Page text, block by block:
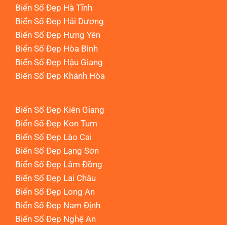
Biển Số Đẹp Hà Tĩnh
Biển Số Đẹp Hải Dương
Biển Số Đẹp Hưng Yên
Biển Số Đẹp Hòa Bình
Biển Số Đẹp Hậu Giang
Biển Số Đẹp Khánh Hòa
Biển Số Đẹp Kiên Giang
Biển Số Đẹp Kon Tum
Biển Số Đẹp Lào Cai
Biển Số Đẹp Lạng Sơn
Biển Số Đẹp Lâm Đồng
Biển Số Đẹp Lai Châu
Biển Số Đẹp Long An
Biển Số Đẹp Nam Định
Biển Số Đẹp Nghệ An